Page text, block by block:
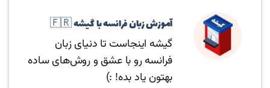
آموزش زبان فرانسه با گیشه 🇫🇷
گیشه اینجاست تا دنیای زبان
فرانسه رو با عشق و روش‌های ساده
بهتون یاد بده! :)